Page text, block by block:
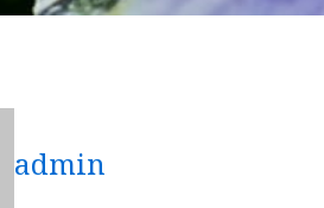
admin